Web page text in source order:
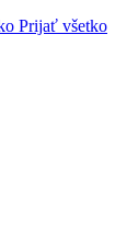
Prijať všetko